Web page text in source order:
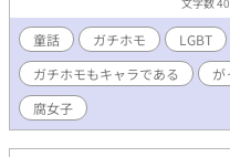
童話 ガチホモ LGBT
ガチホモもキャラである
が
腐女子